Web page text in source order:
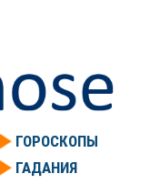
ГОРОСКОПЫ
ГАДАНИЯ